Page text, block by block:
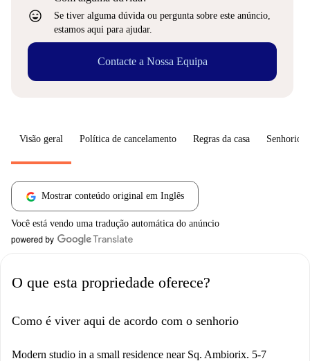
sentiment_very_satisfied
Se tiver alguma dúvida ou pergunta sobre este anúncio,
estamos aqui para ajudar.
Contacte a Nossa Equipa
Visão geral Política de cancelamento Regras da casa Senhorio
Mostrar conteúdo original em Inglês
Você está vendo uma tradução automática do anúncio
O que esta propriedade oferece?
Como é viver aqui de acordo com o senhorio
Modern studio in a small residence near Sq. Ambiorix. 5-7